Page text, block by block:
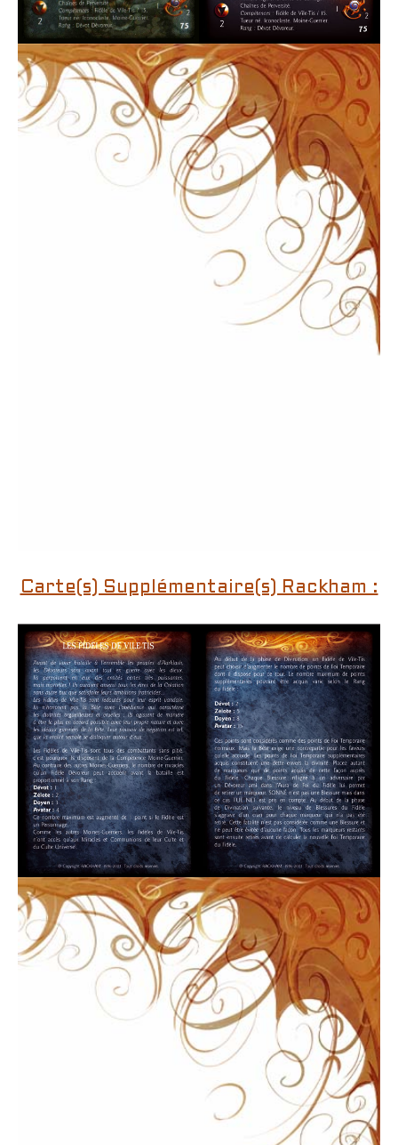
Carte(s) Supplémentaire(s) Rackham :